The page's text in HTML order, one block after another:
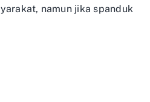
namun jika spanduk